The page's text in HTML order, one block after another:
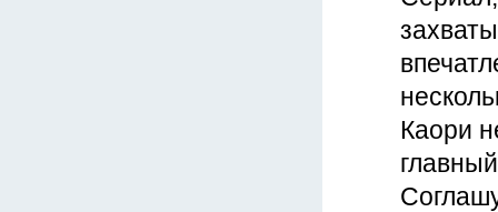
Каори